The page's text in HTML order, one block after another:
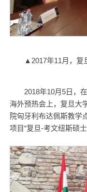
▲2017年11月，复
2018年10月5日，
海外预热会上，复旦
院匈牙利布达佩斯教学
项目“复旦-考文纽斯硕